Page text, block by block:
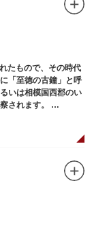
たもので、その時代
「至徳の古鐘」と呼
いは相模国西郡のい
されます。
馬堂は通常非公開と
絵馬展」が開催され